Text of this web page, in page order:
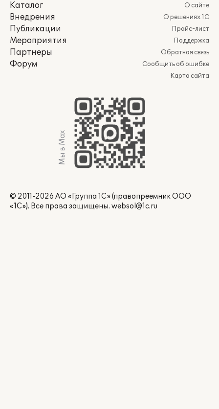
Каталог
Внедрения
Публикации
Мероприятия
Партнеры
Форум
О сайте
О решениях 1С
Прайс-лист
Поддержка
Обратная связь
Сообщить об ошибке
Карта сайта
Мы в Max
© 2011-2026 АО «Группа 1С» (правопреемник ООО
«1С»). Все права защищены. websol@1c.ru